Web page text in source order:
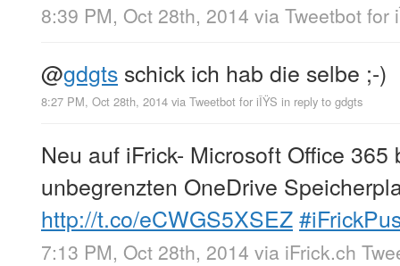
8:39 PM, Oct 28th, 2014 via Tweetbot for
@gdgts schick ich hab die selbe ;-)
8:27 PM, Oct 28th, 2014 via Tweetbot for iÎŸS in reply to gdgts
Neu auf iFrick- Microsoft Office 365
unbegrenzten OneDrive
http://t.co/eCWGS5XSEZ
7:13 PM, Oct 28th, 2014 via iFrick.ch